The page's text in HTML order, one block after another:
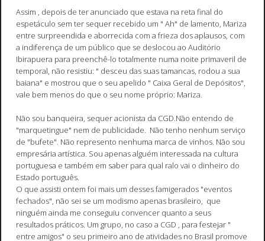
Assim , depois de ter anunciado que estava na reta final do
espetáculo sem ter sequer recebido um " Ah" de lamento, Mariza
entre surpreendida e aborrecida com a frieza dos aplausos, com
a indiferença de um público que se deslocou ao Auditório
Ibirapuera para preenchê-lo totalmente numa noite primaveril de
temporal, não resistiu: " desceu das suas tamancas, rodou a sua
baiana" e mostrou que o seu apelido " Caixa Geral de Depósitos",
vale bem menos do que o seu nome próprio: Mariza.
Não sou banqueira, sequer acionista da CGD.Não entendo de
"marquetingue" nem de publicidade. Não tenho nenhum serviço
de "bufete". Não represento nenhuma marca de vinhos. Não sou
empresária artística. Sou apenas alguém interessada na cultura
portuguesa e também em saber para qual ralo vai o dinheiro do
Estado português.
O que assisti ontem foi mais um desses famigerados "eventos
fechados", não sei se um modismo apenas brasileiro, que
ninguém ainda me conseguiu convencer quanto a seus
resultados práticos. Um grupo, no caso a CGD , para festejar "
entre amigos" o seu primeiro ano de atividades no Brasil promove